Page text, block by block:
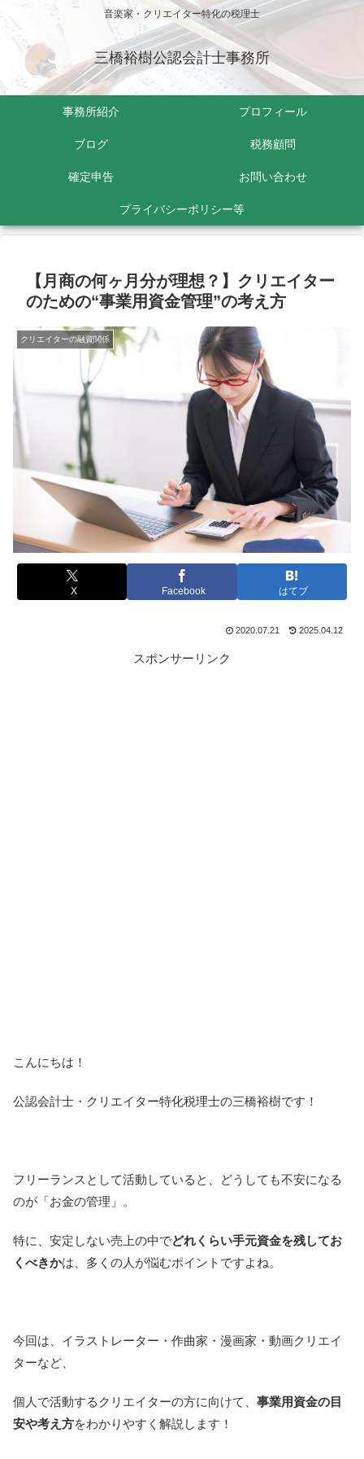
音楽家・クリエイター特化の税理士
三橋裕樹公認会計士事務所
事務所紹介 プロフィール
ブログ 税務顧問
確定申告 お問い合わせ
プライバシーポリシー等
【月商の何ヶ月分が理想？】クリエイター
のための“事業用資金管理”の考え方
クリエイターの融資関係
X Facebook はてブ
2020.07.21 2025.04.12
スポンサーリンク
こんにちは！
公認会計士・クリエイター特化税理士の三橋裕樹です！
フリーランスとして活動していると、どうしても不安になる
のが「お金の管理」。
特に、安定しない売上の中でどれくらい手元資金を残してお
くべきかは、多くの人が悩むポイントですよね。
今回は、イラストレーター・作曲家・漫画家・動画クリエイ
ターなど、
個人で活動するクリエイターの方に向けて、 事業用資金の目
安や考え方をわかりやすく解説します！